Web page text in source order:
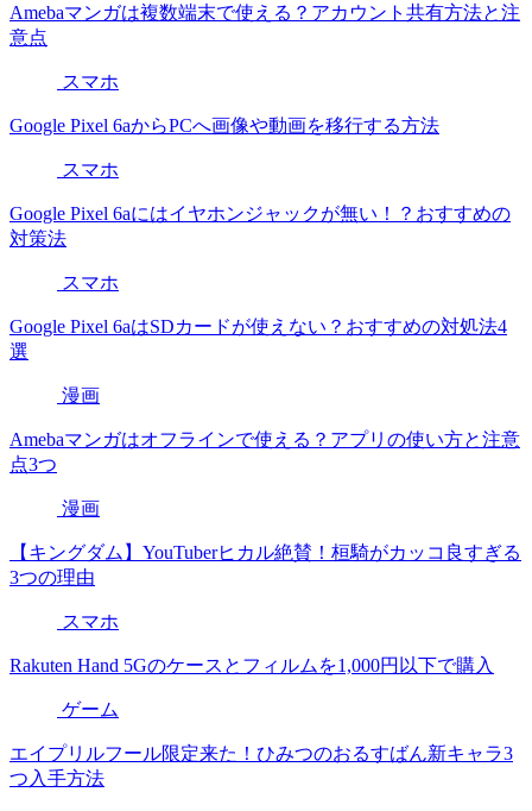
Amebaマンガは複数端末で使える？アカウント共有方法と注
意点
スマホ
Google Pixel 6aからPCへ画像や動画を移行する方法
スマホ
Google Pixel 6aにはイヤホンジャックが無い！？おすすめの
対策法
スマホ
Google Pixel 6aはSDカードが使えない？おすすめの対処法4
選
漫画
Amebaマンガはオフラインで使える？アプリの使い方と注意
点3つ
漫画
【キングダム】YouTuberヒカル絶賛！桓騎がカッコ良すぎる
3つの理由
スマホ
Rakuten Hand 5Gのケースとフィルムを1,000円以下で購入
ゲーム
エイプリルフール限定来た！ひみつのおるすばん新キャラ3
つ入手方法